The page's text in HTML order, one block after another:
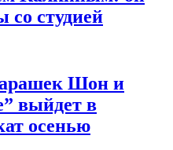
со студией
Шон и
выйдет в
осенью